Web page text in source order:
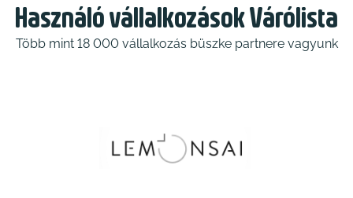
Használó vállalkozások Várólista
Több mint 18 000 vállalkozás büszke partnere vagyunk